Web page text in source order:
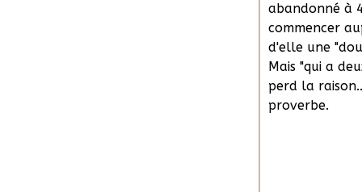
abandonné à
commencer
d'elle une
Mais "qui a
perd la
proverbe.